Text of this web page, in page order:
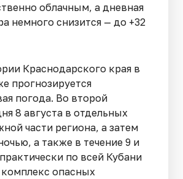
облачным, а дневная
немного снизится — до +32
Краснодарского края в
прогнозируется
погода. Во второй
8 августа в отдельных
части региона, а затем
а также в течение 9 и
по всей Кубани
опасных